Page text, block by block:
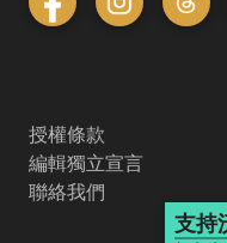
授權條款
編輯獨立宣言
聯絡我們
支持